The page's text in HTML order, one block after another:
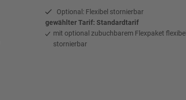
Optional: Flexibel stornierbar
gewählter Tarif: Standardtarif
mit optional zubuchbarem Flexpaket flexibel
stornierbar